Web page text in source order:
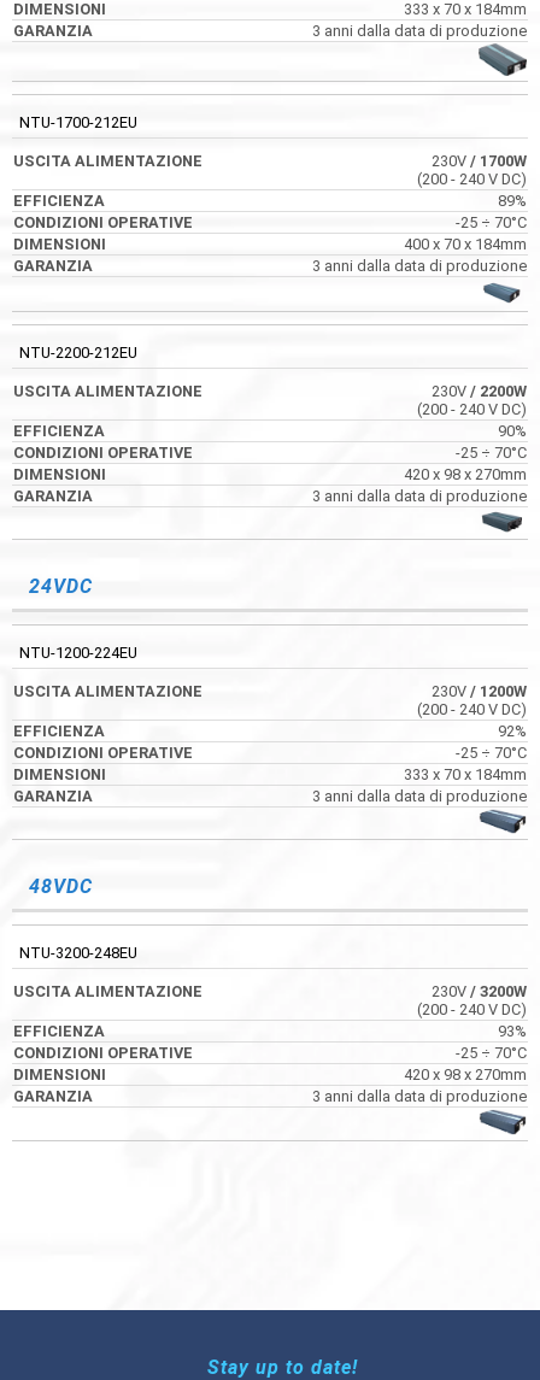
333 x 70 x 184mm
3 anni dalla data di produzione
NTU-1700-212EU
230V / 1700W
(200 - 240 V DC)
89%
-25 ÷ 70°C
400 x 70 x 184mm
3 anni dalla data di produzione
NTU-2200-212EU
230V / 2200W
(200 - 240 V DC)
90%
-25 ÷ 70°C
420 x 98 x 270mm
3 anni dalla data di produzione
24VDC
NTU-1200-224EU
230V / 1200W
(200 - 240 V DC)
92%
-25 ÷ 70°C
333 x 70 x 184mm
3 anni dalla data di produzione
48VDC
NTU-3200-248EU
230V / 3200W
(200 - 240 V DC)
93%
-25 ÷ 70°C
420 x 98 x 270mm
3 anni dalla data di produzione
Stay up to date!